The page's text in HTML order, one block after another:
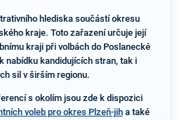
hlediska součástí okresu
kraje. Toto zařazení určuje její
kraji při volbách do Poslanecké
nabídku kandidujících stran, tak i
sil v širším regionu.
s okolím jsou zde k dispozici
voleb pro okres Plzeň-jiha také